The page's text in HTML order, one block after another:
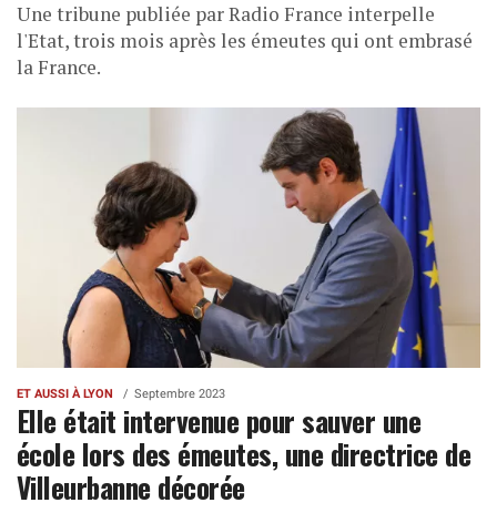
Une tribune publiée par Radio France interpelle
l'Etat, trois mois après les émeutes qui ont embrasé
la France.
ET AUSSI À LYON Septembre 2023
Elle était intervenue pour sauver une
école lors des émeutes, une directrice de
Villeurbanne décorée